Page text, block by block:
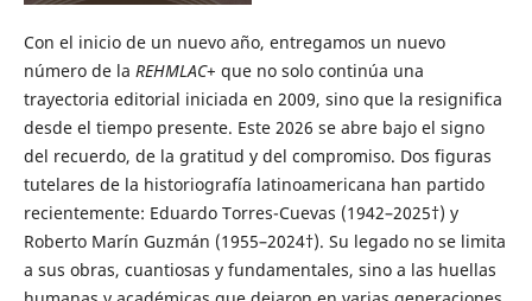
Con el inicio de un nuevo año, entregamos un nuevo
número de la REHMLAC+ que no solo continúa una
trayectoria editorial iniciada en 2009, sino que la resignifica
desde el tiempo presente. Este 2026 se abre bajo el signo
del recuerdo, de la gratitud y del compromiso. Dos figuras
tutelares de la historiografía latinoamericana han partido
recientemente: Eduardo Torres-Cuevas (1942–2025†) y
Roberto Marín Guzmán (1955–2024†). Su legado no se limita
a sus obras, cuantiosas y fundamentales, sino a las huellas